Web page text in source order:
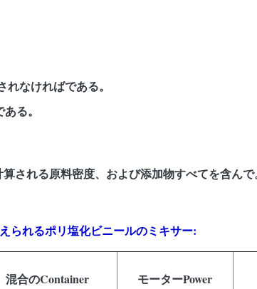
なければである。
る。
される原料密度、および添加物すべてを含ん
られるポリ塩化ビニールのミキサー:
混合のContainer
モーターPower